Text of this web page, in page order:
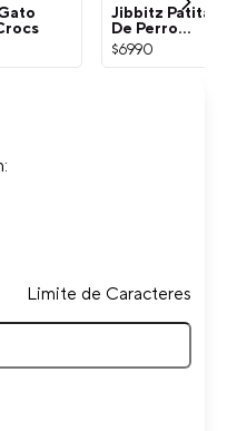
Jibbitz Patita
De Perro
Dorada Crocs
$6990
Limite de Caracteres